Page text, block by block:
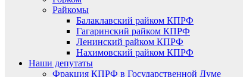
Райкомы
Балаклавский райком КПРФ
Гагаринский райком КПРФ
Ленинский райком КПРФ
Нахимовский райком КПРФ
Наши депутаты
Фракция КПРФ в Государственной Думе